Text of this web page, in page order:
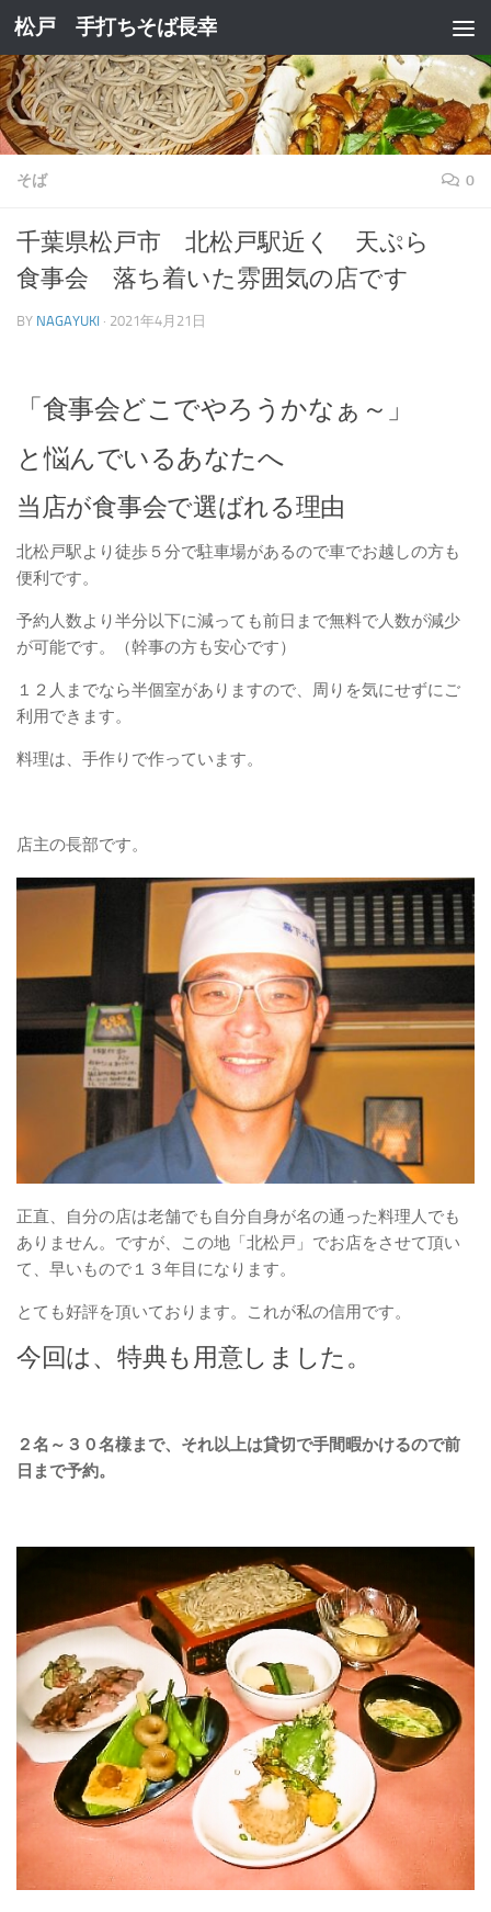
コンテンツへスキップ
松戸 手打ちそば長幸
そば 0
千葉県松戸市 北松戸駅近く 天ぷら
食事会 落ち着いた雰囲気の店です
BY NAGAYUKI · 2021年4月21日
「食事会どこでやろうかなぁ～」
と悩んでいるあなたへ
当店が食事会で選ばれる理由
北松戸駅より徒歩５分で駐車場があるので車でお越しの方も
便利です。
予約人数より半分以下に減っても前日まで無料で人数が減少
が可能です。（幹事の方も安心です）
１２人までなら半個室がありますので、周りを気にせずにご
利用できます。
料理は、手作りで作っています。
店主の長部です。
正直、自分の店は老舗でも自分自身が名の通った料理人でも
ありません。ですが、この地「北松戸」でお店をさせて頂い
て、早いもので１３年目になります。
とても好評を頂いております。これが私の信用です。
今回は、特典も用意しました。
２名～３０名様まで、それ以上は貸切で手間暇かけるので前
日まで予約。